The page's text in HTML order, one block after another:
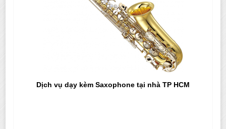
Dịch vụ dạy kèm Saxophone tại nhà TP HCM